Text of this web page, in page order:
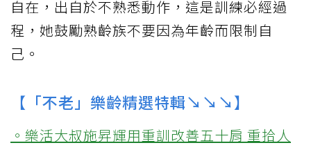
自在，出自於不熟悉動作，這是訓練必經過
程，她鼓勵熟齡族不要因為年齡而限制自
己。
【「不老」樂齡精選特輯↘↘↘】
。樂活大叔施昇輝用重訓改善五十肩 重拾人